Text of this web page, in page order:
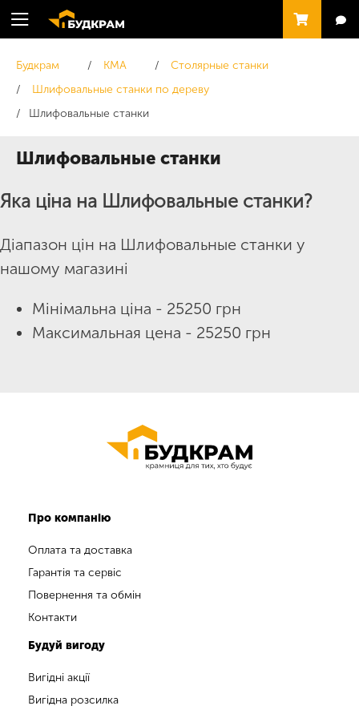
Шлифовальные станки
Будкрам KMA
Столярные станки
Шлифовальные станки по дереву
Шлифовальные станки
Яка ціна на Шлифовальные станки?
Діапазон цін на Шлифовальные станки у
нашому магазині
Мінімальна ціна - 25250 грн
Максимальная цена - 25250 грн
Про компанію
Оплата та доставка
Гарантія та сервіс
Повернення та обмін
Контакти
Будуй вигоду
Вигідні акції
Вигідна розсилка